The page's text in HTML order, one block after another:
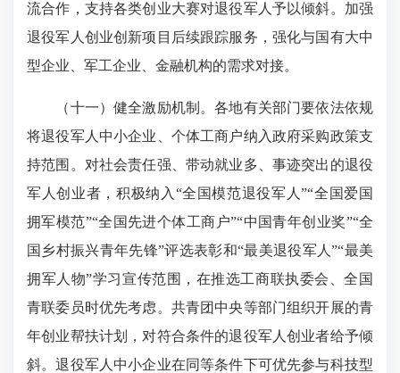
流合作，支持各类创业大赛对退役军人予以倾斜。加强
退役军人创业创新项目后续跟踪服务，强化与国有大中
型企业、军工企业、金融机构的需求对接。
（十一）健全激励机制。各地有关部门要依法依规
将退役军人中小企业、个体工商户纳入政府采购政策支
持范围。对社会责任强、带动就业多、事迹突出的退役
军人创业者，积极纳入“全国模范退役军人”“全国爱国
拥军模范”“全国先进个体工商户”“中国青年创业奖”“全
国乡村振兴青年先锋”评选表彰和“最美退役军人”“最美
拥军人物”学习宣传范围，在推选工商联执委会、全国
青联委员时优先考虑。共青团中央等部门组织开展的青
年创业帮扶计划，对符合条件的退役军人创业者给予倾
斜。退役军人中小企业在同等条件下可优先参与科技型